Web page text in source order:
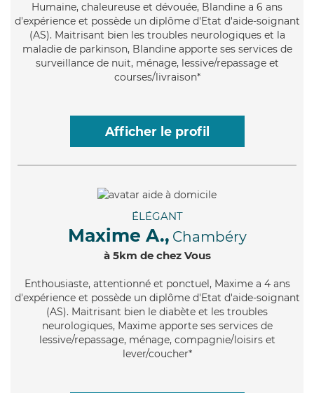
Humaine, chaleureuse et dévouée, Blandine a 6 ans
d'expérience et possède un diplôme d'Etat d'aide-soignant
(AS). Maitrisant bien les troubles neurologiques et la
maladie de parkinson, Blandine apporte ses services de
surveillance de nuit, ménage, lessive/repassage et
courses/livraison*
Afficher le profil
ÉLÉGANT
Maxime A., Chambéry
à 5km de chez Vous
Enthousiaste, attentionné et ponctuel, Maxime a 4 ans
d'expérience et possède un diplôme d'Etat d'aide-soignant
(AS). Maitrisant bien le diabète et les troubles
neurologiques, Maxime apporte ses services de
lessive/repassage, ménage, compagnie/loisirs et
lever/coucher*